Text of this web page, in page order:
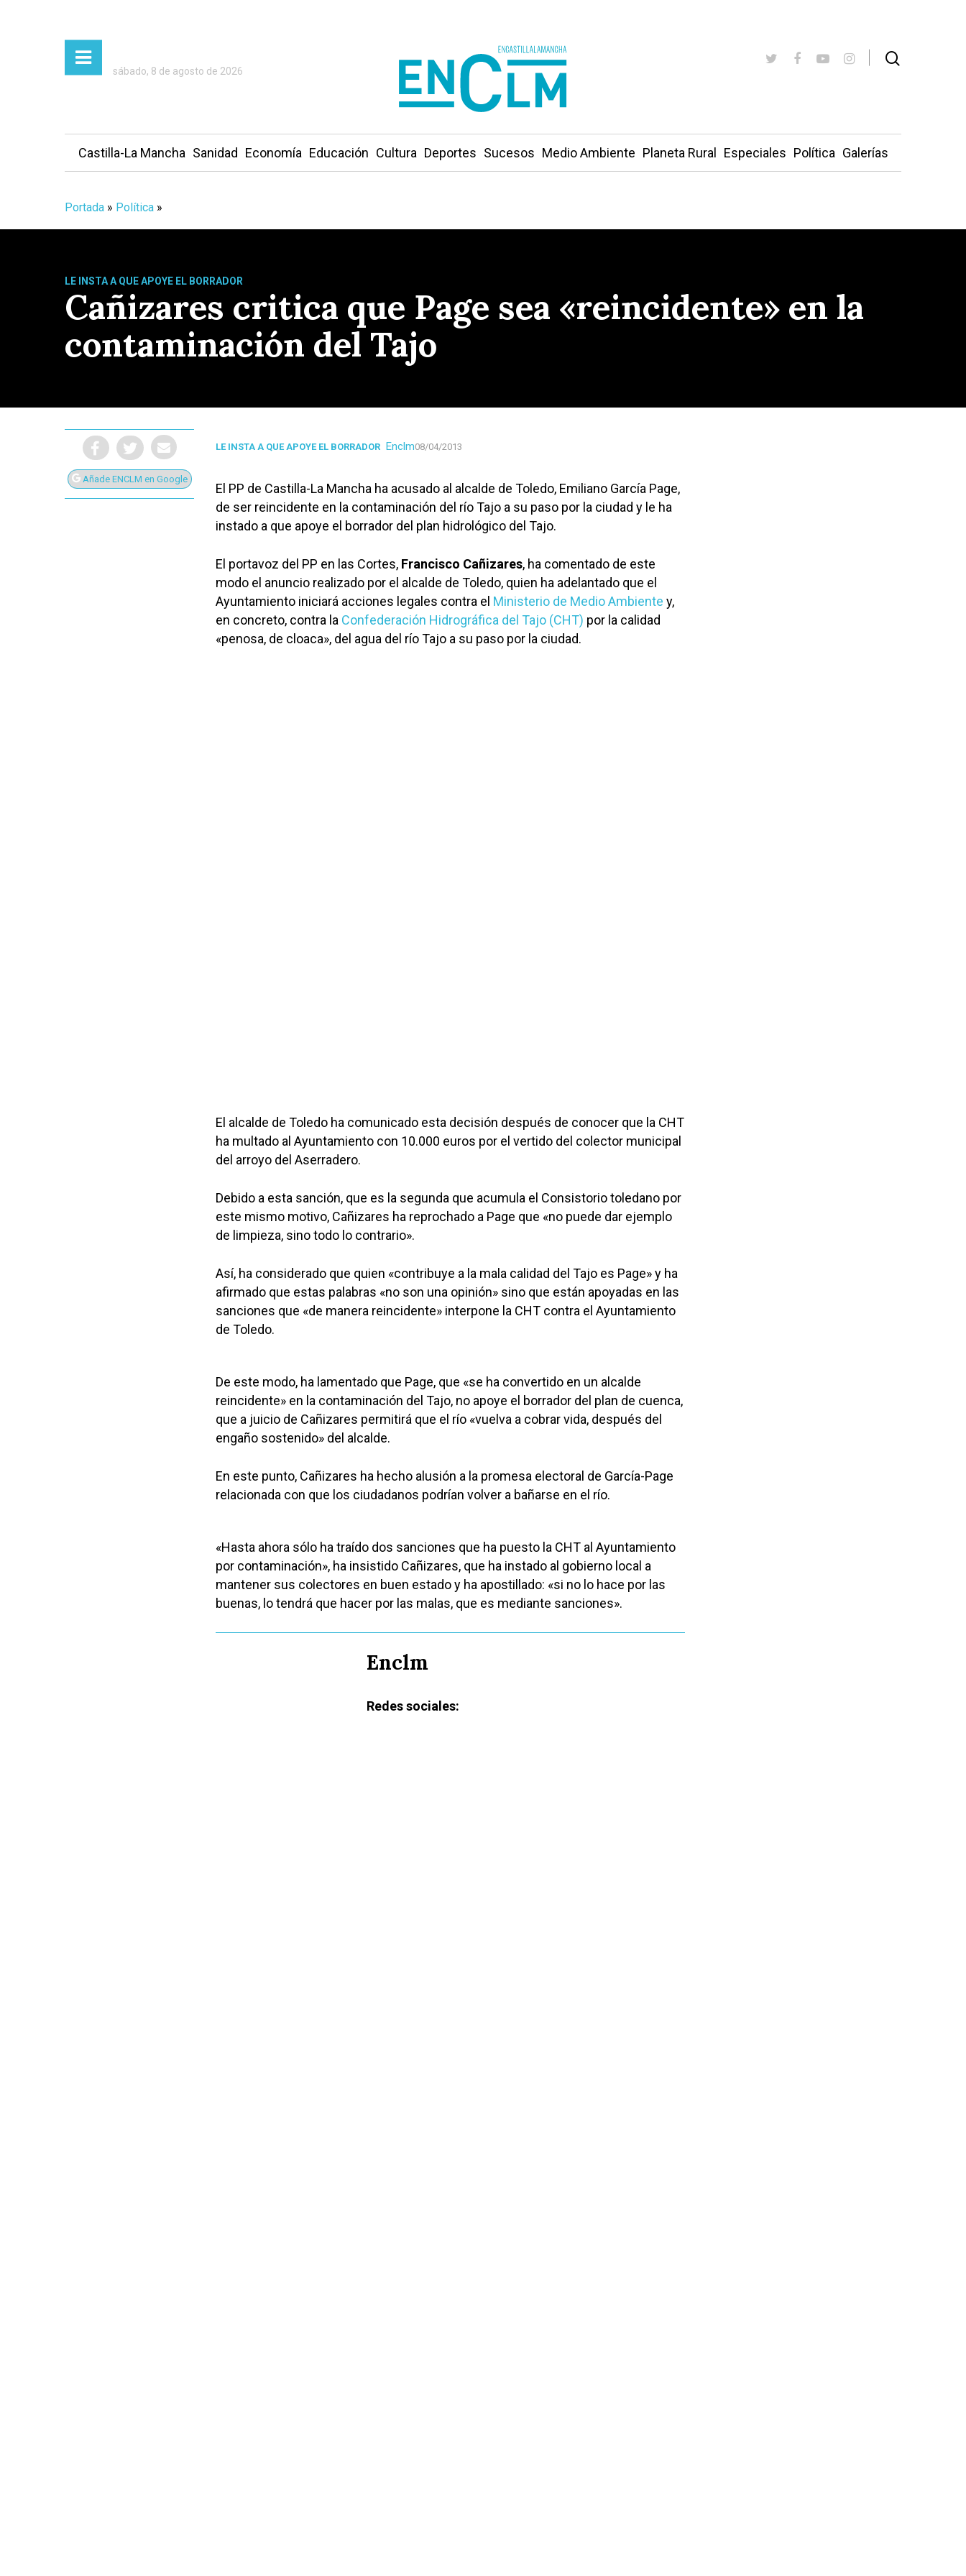
Presiona Intro para buscar o ESC para cerrar
sábado, 8 de agosto de 2026
Castilla-La Mancha Sanidad Economía Educación Cultura Deportes Sucesos Medio Ambiente Planeta Rural Especiales Política Galerías
Portada » Política »
LE INSTA A QUE APOYE EL BORRADOR
Cañizares critica que Page sea «reincidente» en la
contaminación del Tajo
Añade ENCLM en Google
LE INSTA A QUE APOYE EL BORRADOR Enclm08/04/2013
El PP de Castilla-La Mancha ha acusado al alcalde de Toledo, Emiliano García Page,
de ser reincidente en la contaminación del río Tajo a su paso por la ciudad y le ha
instado a que apoye el borrador del plan hidrológico del Tajo.
El portavoz del PP en las Cortes, Francisco Cañizares, ha comentado de este
modo el anuncio realizado por el alcalde de Toledo, quien ha adelantado que el
Ayuntamiento iniciará acciones legales contra el Ministerio de Medio Ambiente y,
en concreto, contra la Confederación Hidrográfica del Tajo (CHT) por la calidad
«penosa, de cloaca», del agua del río Tajo a su paso por la ciudad.
El alcalde de Toledo ha comunicado esta decisión después de conocer que la CHT
ha multado al Ayuntamiento con 10.000 euros por el vertido del colector municipal
del arroyo del Aserradero.
Debido a esta sanción, que es la segunda que acumula el Consistorio toledano por
este mismo motivo, Cañizares ha reprochado a Page que «no puede dar ejemplo
de limpieza, sino todo lo contrario».
Así, ha considerado que quien «contribuye a la mala calidad del Tajo es Page» y ha
afirmado que estas palabras «no son una opinión» sino que están apoyadas en las
sanciones que «de manera reincidente» interpone la CHT contra el Ayuntamiento
de Toledo.
De este modo, ha lamentado que Page, que «se ha convertido en un alcalde
reincidente» en la contaminación del Tajo, no apoye el borrador del plan de cuenca,
que a juicio de Cañizares permitirá que el río «vuelva a cobrar vida, después del
engaño sostenido» del alcalde.
En este punto, Cañizares ha hecho alusión a la promesa electoral de García-Page
relacionada con que los ciudadanos podrían volver a bañarse en el río.
«Hasta ahora sólo ha traído dos sanciones que ha puesto la CHT al Ayuntamiento
por contaminación», ha insistido Cañizares, que ha instado al gobierno local a
mantener sus colectores en buen estado y ha apostillado: «si no lo hace por las
buenas, lo tendrá que hacer por las malas, que es mediante sanciones».
Enclm
Redes sociales: